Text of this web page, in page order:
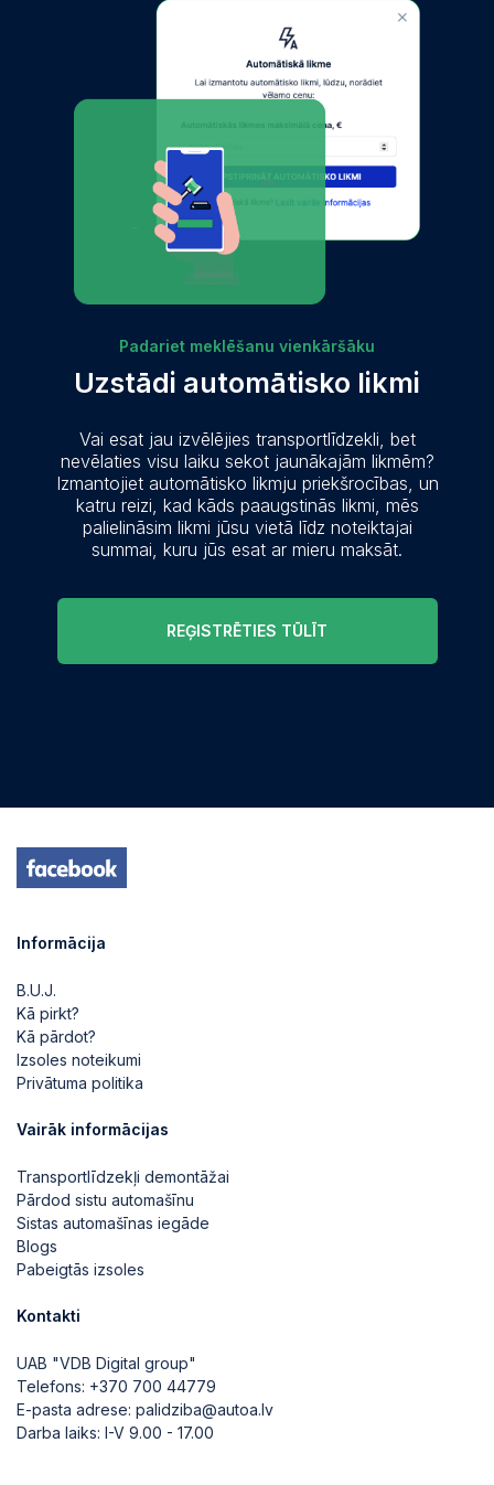
Padariet meklēšanu vienkāršāku
Uzstādi automātisko likmi
Vai esat jau izvēlējies transportlīdzekli, bet
nevēlaties visu laiku sekot jaunākajām likmēm?
Izmantojiet automātisko likmju priekšrocības, un
katru reizi, kad kāds paaugstinās likmi, mēs
palielināsim likmi jūsu vietā līdz noteiktajai
summai, kuru jūs esat ar mieru maksāt.
REĢISTRĒTIES TŪLĪT
Informācija
B.U.J.
Kā pirkt?
Kā pārdot?
Izsoles noteikumi
Privātuma politika
Vairāk informācijas
Transportlīdzekļi demontāžai
Pārdod sistu automašīnu
Sistas automašīnas iegāde
Blogs
Pabeigtās izsoles
Kontakti
UAB "VDB Digital group"
Telefons: +370 700 44779
E-pasta adrese: palidziba@autoa.lv
Darba laiks: I-V 9.00 - 17.00